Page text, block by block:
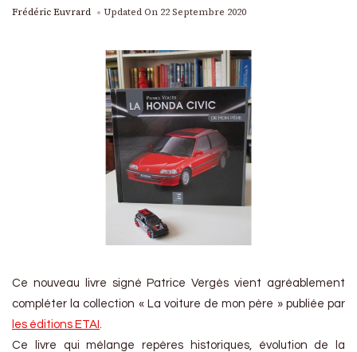
Frédéric Euvrard Updated On 22 Septembre 2020
Ce nouveau livre signé Patrice Vergès vient agréablement
compléter la collection « La voiture de mon père » publiée par
les éditions ETAI
Ce livre qui mélange repères historiques, évolution de la